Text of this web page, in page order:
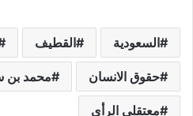
السعودية القطيف
حقوق الانسان محمد بن
معتقلي الرأي